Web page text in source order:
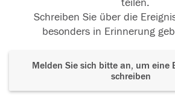
teilen.
Schreiben Sie über die
besonders in Erinnerung
Melden Sie sich bitte an, um eine
schreiben